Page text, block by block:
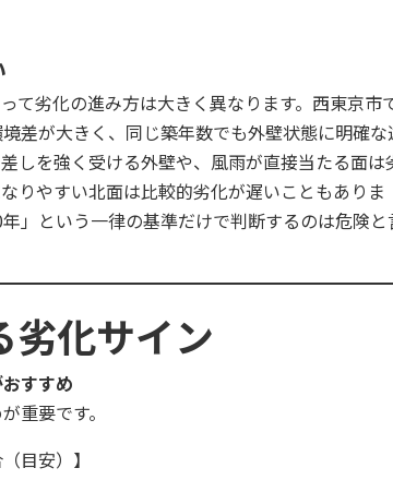
て劣化の進み方は大きく異なります。西東京市
差が大きく、同じ築年数でも外壁状態に明確な
しを強く受ける外壁や、風雨が直接当たる面は
りやすい北面は比較的劣化が遅いこともありま
」という一律の基準だけで判断するのは危険と
劣化サイン
すすめ
重要です。
目安）】